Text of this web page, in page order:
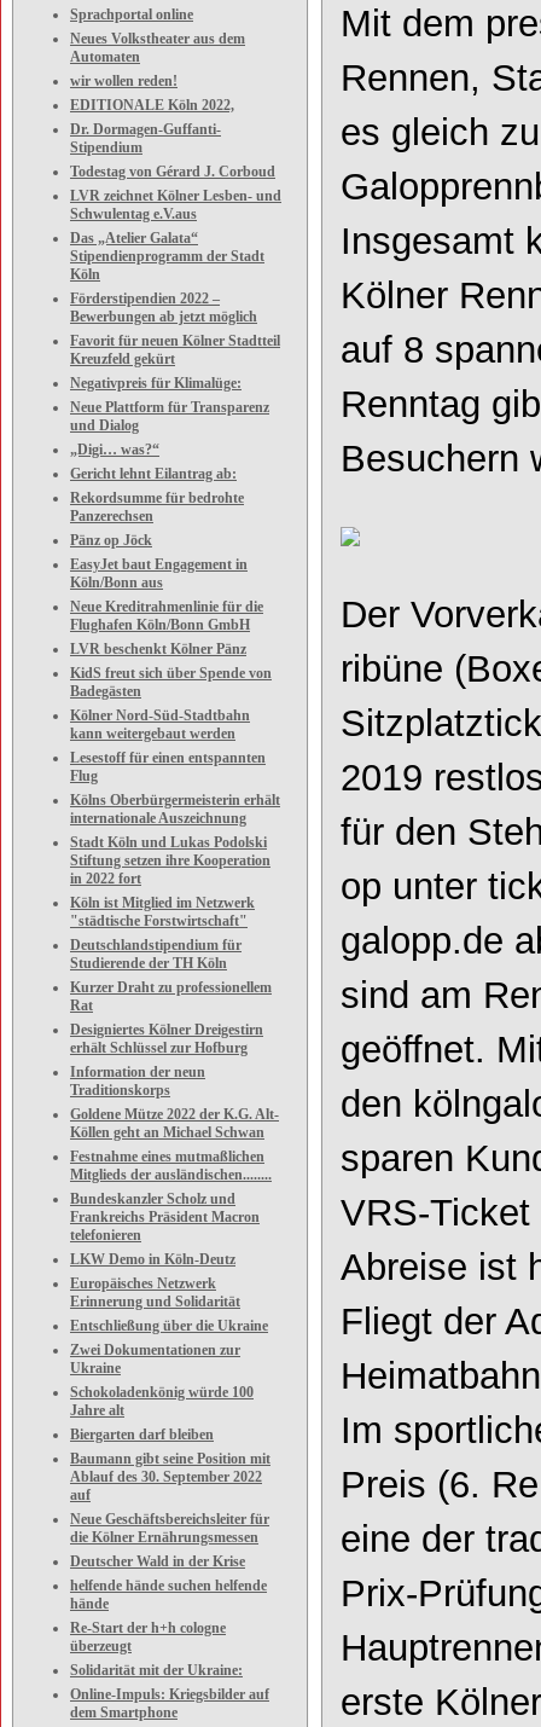
Sprachportal online
Neues Volkstheater aus dem
Automaten
wir wollen reden!
EDITIONALE Köln 2022,
Dr. Dormagen-Guffanti-
Stipendium
Todestag von Gérard J. Corboud
LVR zeichnet Kölner Lesben- und
Schwulentag e.V.aus
Das „Atelier Galata“
Stipendienprogramm der Stadt
Köln
Förderstipendien 2022 –
Bewerbungen ab jetzt möglich
Favorit für neuen Kölner Stadtteil
Kreuzfeld gekürt
Negativpreis für Klimalüge:
Neue Plattform für Transparenz
und Dialog
„Digi… was?“
Gericht lehnt Eilantrag ab:
Rekordsumme für bedrohte
Panzerechsen
Pänz op Jöck
EasyJet baut Engagement in
Köln/Bonn aus
Neue Kreditrahmenlinie für die
Flughafen Köln/Bonn GmbH
LVR beschenkt Kölner Pänz
KidS freut sich über Spende von
Badegästen
Kölner Nord-Süd-Stadtbahn
kann weitergebaut werden
Lesestoff für einen entspannten
Flug
Kölns Oberbürgermeisterin erhält
internationale Auszeichnung
Stadt Köln und Lukas Podolski
Stiftung setzen ihre Kooperation
in 2022 fort
Köln ist Mitglied im Netzwerk
"städtische Forstwirtschaft"
Deutschlandstipendium für
Studierende der TH Köln
Kurzer Draht zu professionellem
Rat
Designiertes Kölner Dreigestirn
erhält Schlüssel zur Hofburg
Information der neun
Traditionskorps
Goldene Mütze 2022 der K.G. Alt-
Köllen geht an Michael Schwan
Festnahme eines mutmaßlichen
Mitglieds der ausländischen........
Bundeskanzler Scholz und
Frankreichs Präsident Macron
telefonieren
LKW Demo in Köln-Deutz
Europäisches Netzwerk
Erinnerung und Solidarität
Entschließung über die Ukraine
Zwei Dokumentationen zur
Ukraine
Schokoladenkönig würde 100
Jahre alt
Biergarten darf bleiben
Baumann gibt seine Position mit
Ablauf des 30. September 2022
auf
Neue Geschäftsbereichsleiter für
die Kölner Ernährungsmessen
Deutscher Wald in der Krise
helfende hände suchen helfende
hände
Re-Start der h+h cologne
überzeugt
Solidarität mit der Ukraine:
Online-Impuls: Kriegsbilder auf
dem Smartphone
Mit dem
Rennen,
es gleich
Insgesamt
Kölner
auf 8
Renntag
Besuchern
Der
ribüne
2019
für den
op unter
galopp.de
sind am
geöffnet.
den
sparen
VRS-Ticket
Abreise ist
Fliegt der
Heimatbahn
Im
Preis (6.
eine der
Prix-
erste